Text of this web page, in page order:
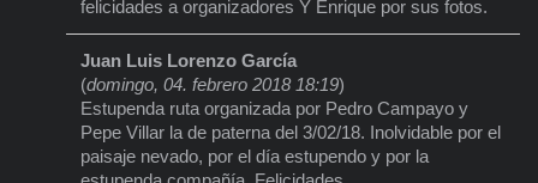
felicidades a organizadores Y Enrique por sus fotos.
Juan Luis Lorenzo García
(domingo, 04. febrero 2018 18:19)
Estupenda ruta organizada por Pedro Campayo y
Pepe Villar la de paterna del 3/02/18. Inolvidable por el
paisaje nevado, por el día estupendo y por la